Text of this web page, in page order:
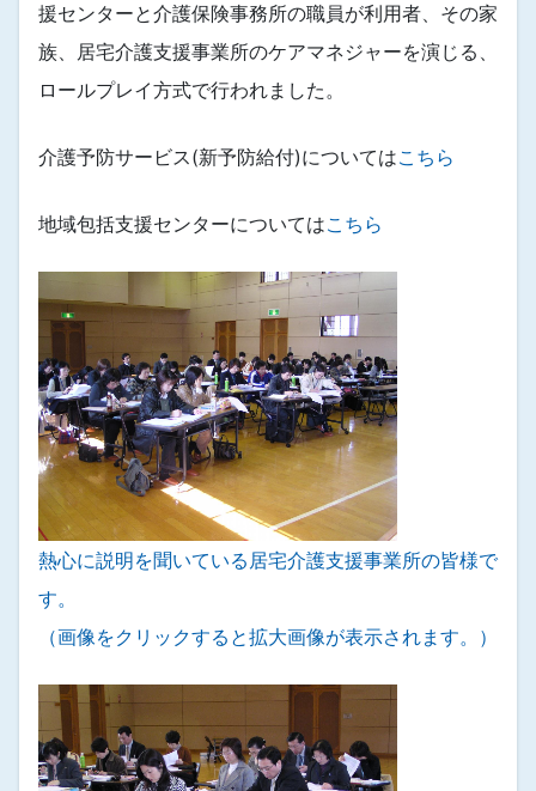
援センターと介護保険事務所の職員が利用者、その家
族、居宅介護支援事業所のケアマネジャーを演じる、
ロールプレイ方式で行われました。
介護予防サービス(新予防給付)についてはこちら
地域包括支援センターについてはこちら
熱心に説明を聞いている居宅介護支援事業所の皆様で
す。
（画像をクリックすると拡大画像が表示されます。）